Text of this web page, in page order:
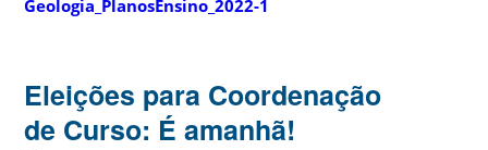
Geologia_PlanosEnsino_2022-1
Eleições para Coordenação
de Curso: É amanhã!